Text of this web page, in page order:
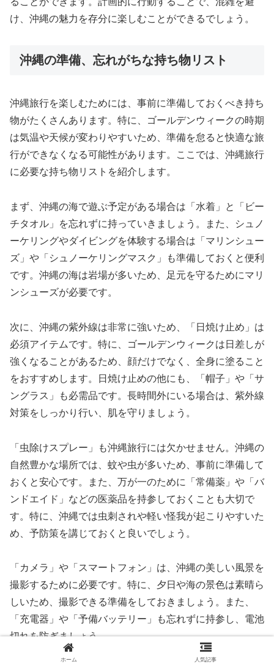
け、沖縄の魅力を存分に楽しむことができるでしょう。
沖縄の準備、忘れがちな持ち物リスト
沖縄旅行を楽しむためには、事前に準備しておくべき持ち
物がたくさんあります。特に、ゴールデンウィークの時期
は気温や天候が変わりやすいため、準備を怠ると快適な旅
行ができなくなる可能性があります。ここでは、沖縄旅行
に必要な持ち物リストを紹介します。
まず、沖縄の海で遊ぶ予定がある場合は「水着」と「ビー
チタオル」を忘れずに持っていきましょう。また、シュノ
ーケリングやダイビングを体験する場合は「マリンシュー
ズ」や「シュノーケリングマスク」も準備しておくと便利
です。沖縄の海は岩場が多いため、足元を守るためにマリ
ンシューズが必要です。
次に、沖縄の紫外線は非常に強いため、「日焼け止め」は
必須アイテムです。特に、ゴールデンウィークは日差しが
強くなることがあるため、顔だけでなく、全身に塗ること
をおすすめします。日焼け止めの他にも、「帽子」や「サ
ングラス」も必需品です。長時間外にいる場合は、紫外線
対策をしっかり行い、肌を守りましょう。
「虫除けスプレー」も沖縄旅行には欠かせません。沖縄の
自然豊かな場所では、蚊や虫が多いため、事前に準備して
おくと安心です。また、万が一のために「常備薬」や「バ
ンドエイド」などの医薬品を持参しておくことも大切で
す。特に、沖縄では虫刺されや軽い怪我が起こりやすいた
め、予防策を講じておくと良いでしょう。
「カメラ」や「スマートフォン」は、沖縄の美しい風景を
撮影するために必要です。特に、夕日や海の景色は素晴ら
しいため、撮影できる準備をしておきましょう。また、
「充電器」や「予備バッテリー」も忘れずに持参し、電池
切れを防ぎましょう。
ホーム 人気記事